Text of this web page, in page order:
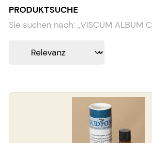
PRODUKTSUCHE
Sie suchen nach: „VISCUM ALBUM